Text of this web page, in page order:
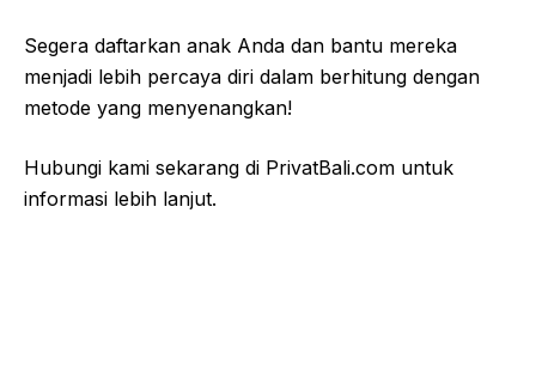
Segera daftarkan anak Anda dan bantu mereka
menjadi lebih percaya diri dalam berhitung dengan
metode yang menyenangkan!
Hubungi kami sekarang di PrivatBali.com untuk
informasi lebih lanjut.